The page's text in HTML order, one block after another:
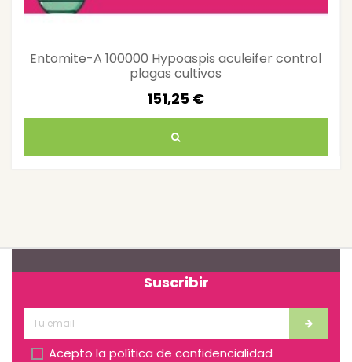
Entomite-A 100000 Hypoaspis aculeifer control
plagas cultivos
151,25 €
Suscribir
Acepto la política de confidencialidad